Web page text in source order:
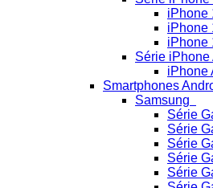
iPhone
iPhone
iPhone
Série iPhone
iPhone
Smartphones
Samsung
Série
Série
Série
Série
Série